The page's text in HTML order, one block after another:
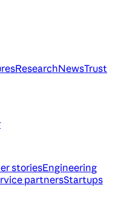
ResearchNewsTrust
storiesEngineering
partnersStartups